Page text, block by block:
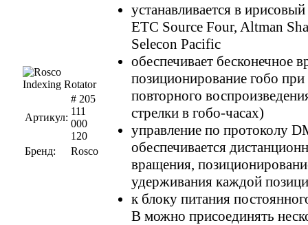
Артикул:
# 205
111
000
120
Бренд:
Rosco
устанавливается в
ETC Source Four, Altman
Selecon Pacific
обеспечивает бесконечное
позиционирование гобо
повторного
стрелки в гобо-часах)
управление по протоколу
обеспечивается
вращения,
удерживания каждой
к блоку питания
В можно присоединять